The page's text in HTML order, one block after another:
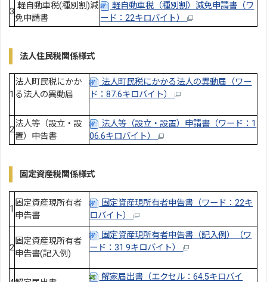
3
軽自動車税(種別割)減
免申請書
軽自動車税（種別割）減免申請書（ワ
ード：22キロバイト）
法人住民税関係様式
1
法人町民税にかか
る法人の異動届
法人町民税にかかる法人の異動届（ワー
ド：87.6キロバイト）
2
法人等（設立・設
置）申告書
法人等（設立・設置）申請書（ワード：1
06.6キロバイト）
固定資産税関係様式
1
固定資産現所有者
申告書
固定資産現所有者申告書（ワード：22キ
ロバイト）
2
固定資産現所有者
申告書(記入例)
固定資産現所有者申告書（記入例）（ワ
ード：31.9キロバイト）
解家届出書（エクセル：64.5キロバイ